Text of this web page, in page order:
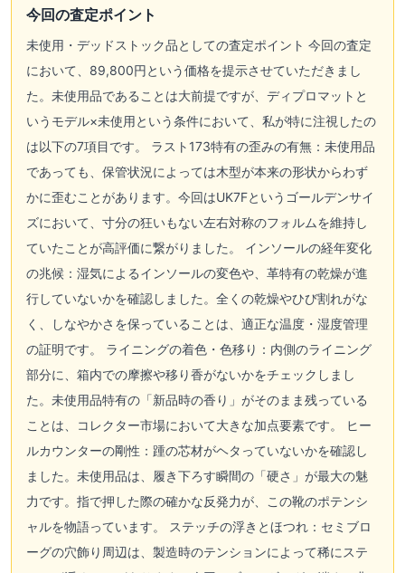
今回の査定ポイント
未使用・デッドストック品としての査定ポイント 今回の査定
において、89,800円という価格を提示させていただきまし
た。未使用品であることは大前提ですが、ディプロマットと
いうモデル×未使用という条件において、私が特に注視したの
は以下の7項目です。 ラスト173特有の歪みの有無：未使用品
であっても、保管状況によっては木型が本来の形状からわず
かに歪むことがあります。今回はUK7Fというゴールデンサイ
ズにおいて、寸分の狂いもない左右対称のフォルムを維持し
ていたことが高評価に繋がりました。 インソールの経年変化
の兆候：湿気によるインソールの変色や、革特有の乾燥が進
行していないかを確認しました。全くの乾燥やひび割れがな
く、しなやかさを保っていることは、適正な温度・湿度管理
の証明です。 ライニングの着色・色移り：内側のライニング
部分に、箱内での摩擦や移り香がないかをチェックしまし
た。未使用品特有の「新品時の香り」がそのまま残っている
ことは、コレクター市場において大きな加点要素です。 ヒー
ルカウンターの剛性：踵の芯材がヘタっていないかを確認し
ました。未使用品は、履き下ろす瞬間の「硬さ」が最大の魅
力です。指で押した際の確かな反発力が、この靴のポテンシ
ャルを物語っています。 ステッチの浮きとほつれ：セミブロ
ーグの穴飾り周辺は、製造時のテンションによって稀にステ